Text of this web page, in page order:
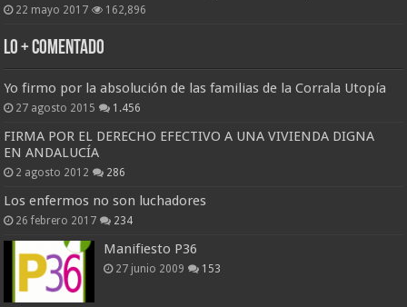
22 mayo 2017 162,896
Lo + Comentado
Yo firmo por la absolución de las familias de la Corrala Utopía
27 agosto 2015 1.456
FIRMA POR EL DERECHO EFECTIVO A UNA VIVIENDA DIGNA
EN ANDALUCÍA
2 agosto 2012 286
Los enfermos no son luchadores
26 febrero 2017 234
Manifiesto P36
27 junio 2009 153